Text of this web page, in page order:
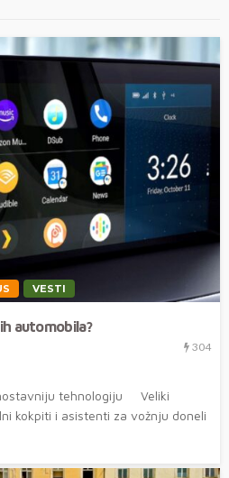
VESTI
automobila?
304
tehnologiju Veliki
kokpiti i asistenti za vožnju doneli